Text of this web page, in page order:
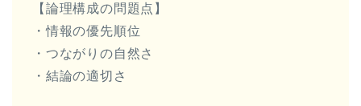
【論理構成の問題点】
・情報の優先順位
・つながりの自然さ
・結論の適切さ